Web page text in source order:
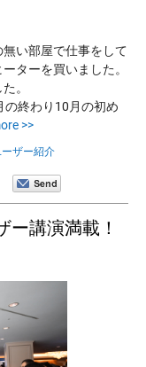
い部屋で仕事をして
ターを買いました。
。
の終わり10月の初め
>>
ーザー紹介
ー講演満載！